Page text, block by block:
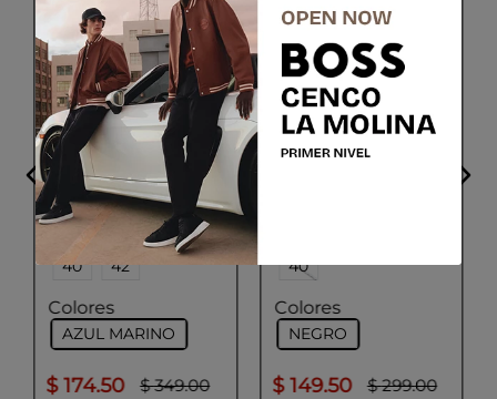
ADOLFO DOMINGUEZ
Vestido Mujer Azul
Marino
Talla
34
38
40
42
Colores
AZUL MARINO
$ 174.50 $ 349.00
ADOLFO DOMINGUEZ
Vestido Mujer Negro
40
Colores
NEGRO
$ 149.50 $ 299.00